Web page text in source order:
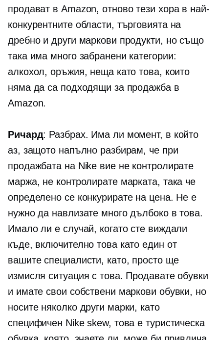
продават в Amazon, отново тези хора в най-
конкурентните области, търговията на
дребно и други маркови продукти, но също
така има много забранени категории:
алкохол, оръжия, неща като това, които
няма да са подходящи за продажба в
Amazon.
Ричард: Разбрах. Има ли момент, в който
аз, защото напълно разбирам, че при
продажбата на Nike вие не контролирате
маржа, не контролирате марката, така че
определено се конкурирате на цена. Не е
нужно да навлизате много дълбоко в това.
Имало ли е случай, когато сте виждали
къде, включително това като един от
вашите специалисти, като, просто ще
измисля ситуация с това. Продавате обувки
и имате свои собствени маркови обувки, но
носите няколко други марки, като
специфичен Nike skew, това е туристическа